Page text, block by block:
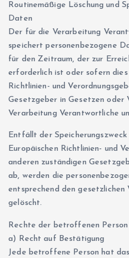
Routinemäßige Löschung und
Daten
Der für die Verarbeitung
speichert personenbezogene
für den Zeitraum, der zur
erforderlich ist oder sofern dies
Richtlinien- und
Gesetzgeber in Gesetzen oder
Verarbeitung Verantwortliche
Entfällt der
Europäischen Richtlinien- und
anderen zuständigen
ab, werden die
entsprechend den
gelöscht.
Rechte der betroffenen Person
a) Recht auf Bestätigung
Jede betroffene Person hat